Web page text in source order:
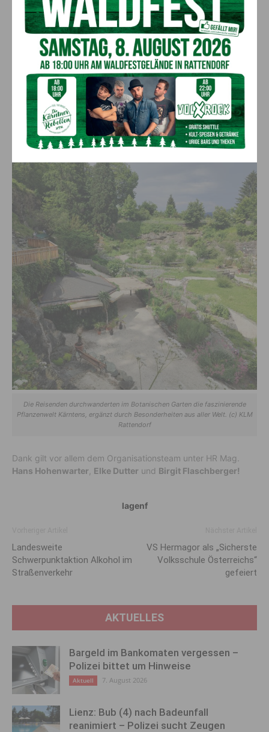
Stadtspaziergang mit Besuch im
Botanischen Garten
Danach spazierten die Gailtaler gemütlich durch die Stadt, wo
sie im Hofbräu ihr Mittagessen genossen. Der Abschluss der
Ausfahrt bildete ein Besuch im Botanischen Garten, in dem es
jede Menge sowohl heimischer, als auch exotischer Pflanzen
zu besichtigen gab. Mit vielen schönen Eindrücken im Gepäck
ging der interessante und lehrreiche Tagesausflug zu Ende.
Die Reisenden durchwanderten im Botanischen Garten die faszinierende
Pflanzenwelt Kärntens, ergänzt durch Besonderheiten aus aller Welt. (c) KLM
Rattendorf
Dank gilt vor allem dem Organisationsteam unter HR Mag.
Hans Hohenwarter Elke Dutter und Birgit Flaschberger!
lagenf
Landesweite
Schwerpunktaktion Alkohol im
Straßenverkehr
VS Hermagor als „Sicherste
Volksschule Österreichs“
gefeiert
AKTUELLES
Bargeld im Bankomaten vergessen –
Polizei bittet um Hinweise
Aktuell 7. August 2026
Lienz: Bub (4) nach Badeunfall
reanimiert – Polizei sucht Zeugen